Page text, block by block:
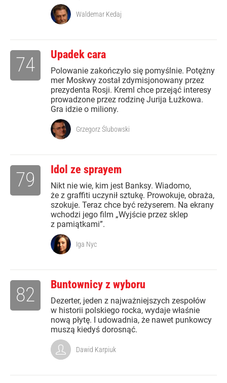
Waldemar Kedaj
Upadek cara
Polowanie zakończyło się pomyślnie. Potężny
mer Moskwy został zdymisjonowany przez
prezydenta Rosji. Kreml chce przejąć interesy
prowadzone przez rodzinę Jurija Łużkowa.
Gra idzie o miliony.
74
Grzegorz Ślubowski
Idol ze sprayem
Nikt nie wie, kim jest Banksy. Wiadomo,
że z graffiti uczynił sztukę. Prowokuje, obraża,
szokuje. Teraz chce być reżyserem. Na ekrany
wchodzi jego film „Wyjście przez sklep
z pamiątkami”.
79
Iga Nyc
Buntownicy z wyboru
Dezerter, jeden z najważniejszych zespołów
w historii polskiego rocka, wydaje właśnie
nową płytę. I udowadnia, że nawet punkowcy
muszą kiedyś dorosnąć.
82
Dawid Karpiuk